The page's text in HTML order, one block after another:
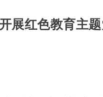
展红色教育主